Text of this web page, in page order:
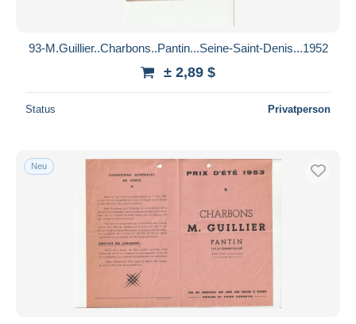
93-M.Guillier..Charbons..Pantin...Seine-Saint-Denis...1952
± 2,89 $
Status Privatperson
Neu